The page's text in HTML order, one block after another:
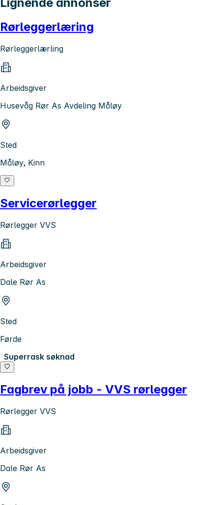
Rørleggerlæring
Rørleggerlærling
Arbeidsgiver
Husevåg Rør As Avdeling Måløy
Sted
Måløy, Kinn
Servicerørlegger
Rørlegger VVS
Arbeidsgiver
Dale Rør As
Sted
Førde
Superrask søknad
Fagbrev på jobb - VVS rørlegger
Rørlegger VVS
Arbeidsgiver
Dale Rør As